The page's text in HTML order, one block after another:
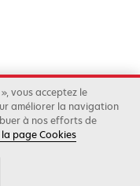
entreprise Xerox
vous acceptez le
améliorer la navigation
à nos efforts de
page Cookies